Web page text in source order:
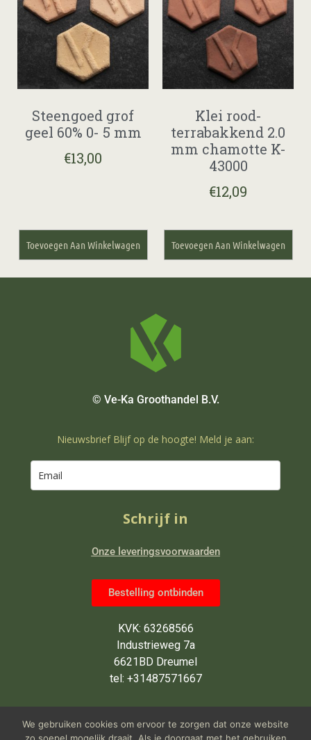
Steengoed grof
geel 60% 0- 5 mm
€13,00
Toevoegen Aan Winkelwagen
Klei rood-
terrabakkend 2.0
mm chamotte K-
43000
€12,09
Toevoegen Aan Winkelwagen
© Ve-Ka Groothandel B.V.
Nieuwsbrief Blijf op de hoogte! Meld je aan:
Schrijf in
Onze leveringsvoorwaarden
Bestelling ontbinden
KVK: 63268566
Industrieweg 7a
6621BD Dreumel
tel: +31487571667
Wij zijn van maandag tot en met
We gebruiken cookies om ervoor te zorgen dat onze website